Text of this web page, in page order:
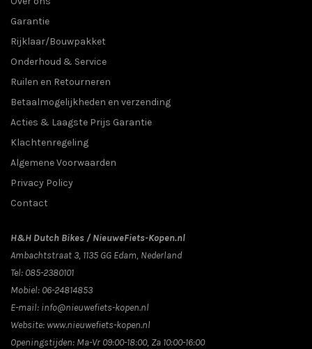
Garantie
Rijklaar/Bouwpakket
Onderhoud & Service
Ruilen en Retourneren
Betaalmogelijkheden en verzending
Acties & Laagste Prijs Garantie
Klachtenregeling
Algemene Voorwaarden
Privacy Policy
Contact
H&H Dutch Bikes / NieuweFiets-Kopen.nl
Ambachtstraat 3, 1135 GG Edam, Nederland
Tel: 085-2380101
Mobiel: 06-24814853
E-mail: info@nieuwefiets-kopen.nl
Website: www.nieuwefiets-kopen.nl
Openingstijden: Ma-Vr 09:00-18:00, Za 10:00-16:00